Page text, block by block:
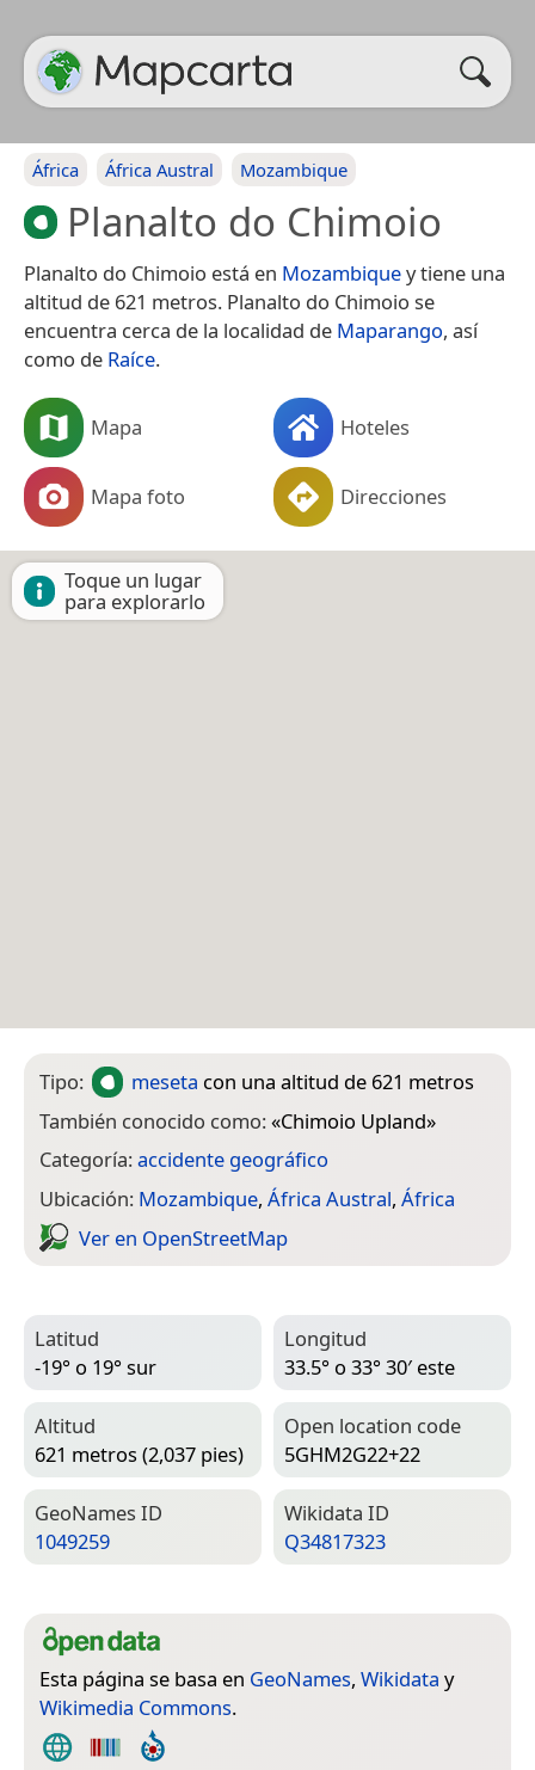
África África Austral Mozambique
Planalto do Chimoio
Planalto do Chimoio está en Mozambiquey tiene una
altitud de 621 metros. Planalto do Chimoio se
encuentra cerca de la localidad de Maparango, así
como de Raíce.
Mapa Hoteles
Mapa foto Direcciones
Toque un lugar
para explorarlo
Tipo: meseta con una altitud de 621 metros
También conocido como:«Chimoio Upland»
Categoría:accidente geográfico
Ubicación: Mozambique, África Austral, África
Ver en Open­Street­Map
Latitud
-19° o 19° sur
Longitud
33.5° o 33° 30′ este
Altitud
621 metros (2,037 pies)
Open location code
5GHM2G22+22
Geo­Names ID
1049259
Wiki­data ID
Q34817323
Esta página se basa en GeoNames, Wikidata y
Wikimedia Commons.